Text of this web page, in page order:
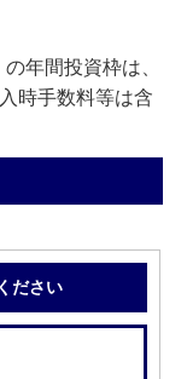
年間投資枠は、
時手数料等は含
ださい